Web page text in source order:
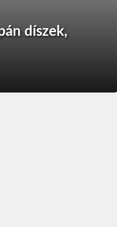
díszek,